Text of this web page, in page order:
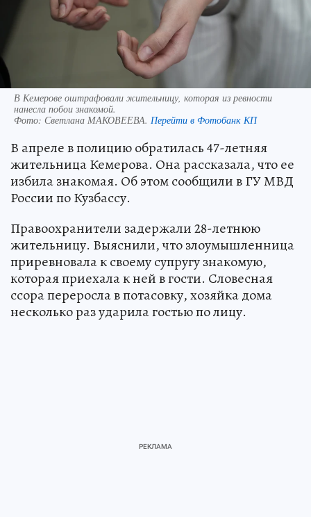
В Кемерове оштрафовали жительницу, которая из ревности
нанесла побои знакомой.
Фото: Светлана МАКОВЕЕВА. Перейти в Фотобанк КП
В апреле в полицию обратилась 47-летняя
жительница Кемерова. Она рассказала, что ее
избила знакомая. Об этом сообщили в ГУ МВД
России по Кузбассу.
Правоохранители задержали 28-летнюю
жительницу. Выяснили, что злоумышленница
приревновала к своему супругу знакомую,
которая приехала к ней в гости. Словесная
ссора переросла в потасовку, хозяйка дома
несколько раз ударила гостью по лицу.